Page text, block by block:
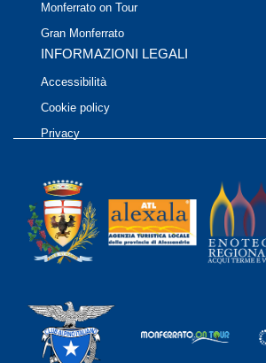
Monferrato on Tour
Gran Monferrato
INFORMAZIONI LEGALI
Accessibilità
Cookie policy
Privacy